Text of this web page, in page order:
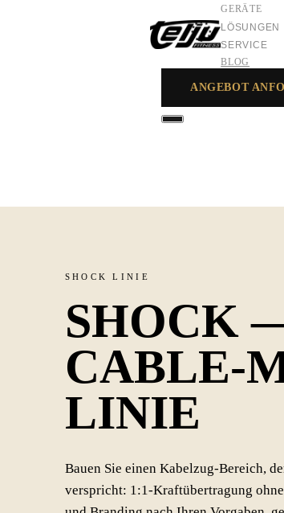
GERÄTE
LÖSUNGEN
SERVICE
BLOG
ANGEBOT
SERVICE
SHOCK LINIE
SHOCK
CABLE-
LINIE
Bauen Sie einen Kabelzug-Bereich,
verspricht: 1:1-Kraftübertragung